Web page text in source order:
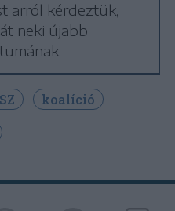
arról kérdeztük,
neki újabb
koalíció